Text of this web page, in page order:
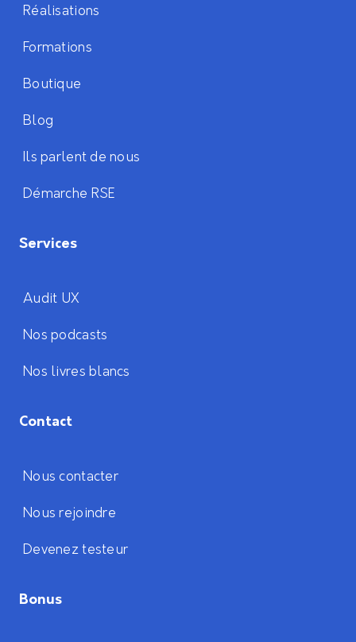
Réalisations
Formations
Boutique
Blog
Ils parlent de nous
Démarche RSE
Services
Audit UX
Nos podcasts
Nos livres blancs
Contact
Nous contacter
Nous rejoindre
Devenez testeur
Bonus